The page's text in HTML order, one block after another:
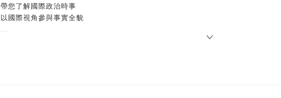
帶您了解國際政治時事
以國際視角參與事實全貌